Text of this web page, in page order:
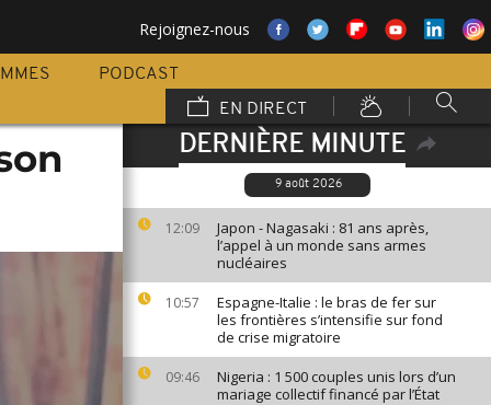
Rejoignez-nous
PODCAST
EN DIRECT
DERNIÈRE MINUTE
9 août 2026
12:09
Japon - Nagasaki : 81 ans après,
l’appel à un monde sans armes
nucléaires
10:57
Espagne-Italie : le bras de fer sur
les frontières s’intensifie sur fond
de crise migratoire
09:46
Nigeria : 1 500 couples unis lors d’un
mariage collectif financé par l’État